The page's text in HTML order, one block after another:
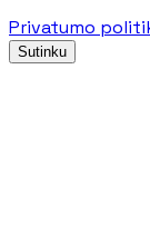
Privatumo
Sutinku